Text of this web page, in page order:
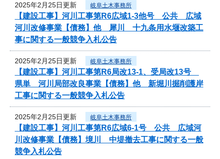
2025年2月25日更新 岐阜土木事務所
【建設工事】河川工事第R6広域1-3他号 公共 広域
河川改修事業【債務】他 犀川 十九条用水堰改築工
事に関する一般競争入札公告
2025年2月25日更新 岐阜土木事務所
【建設工事】河川工事第R6局改13-1、受局改13号
県単 河川局部改良事業【債務】他 新堀川掘削護岸
工事に関する一般競争入札公告
2025年2月25日更新 岐阜土木事務所
【建設工事】河川工事第R6広域6-1号 公共 広域河
川改修事業【債務】境川 中堤撤去工事に関する一般
競争入札公告